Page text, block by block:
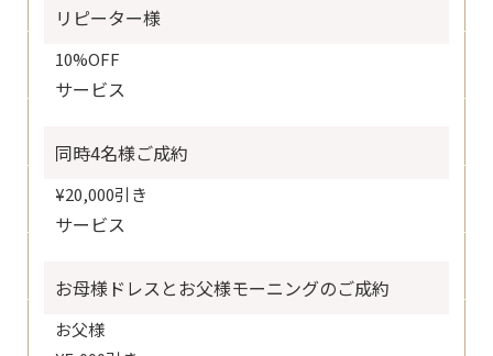
リピーター様
10%OFF
サービス
同時4名様ご成約
¥20,000引き
サービス
お母様ドレスとお父様モーニングのご成約
お父様